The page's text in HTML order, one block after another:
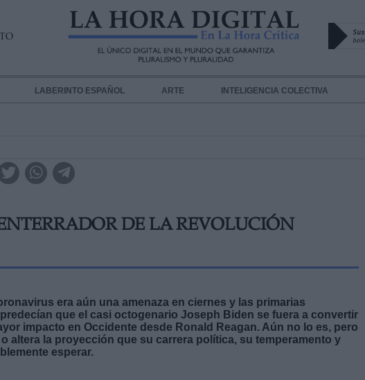
LABERINTO ESPAÑOL ARTE INTELIGENCIA COLECTIVA
DE LA REVOLUCIÓN
era aún una amenaza en ciernes y las primarias
que el casi octogenario Joseph Biden se fuera a convertir
impacto en Occidente desde Ronald Reagan. Aún no lo es, pero
altera la proyección que su carrera política, su temperamento y
esperar.